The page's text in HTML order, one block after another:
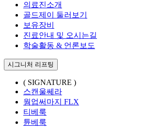
의료진소개
골드제이 둘러보기
보유장비
진료안내 및 오시는길
학술활동 & 언론보도
시그니처 리프팅
( SIGNATURE )
스캔울쎄라
웜업써마지 FLX
티베룩
튠베룩